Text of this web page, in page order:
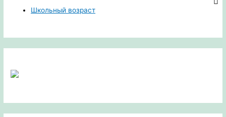
Школьный возраст